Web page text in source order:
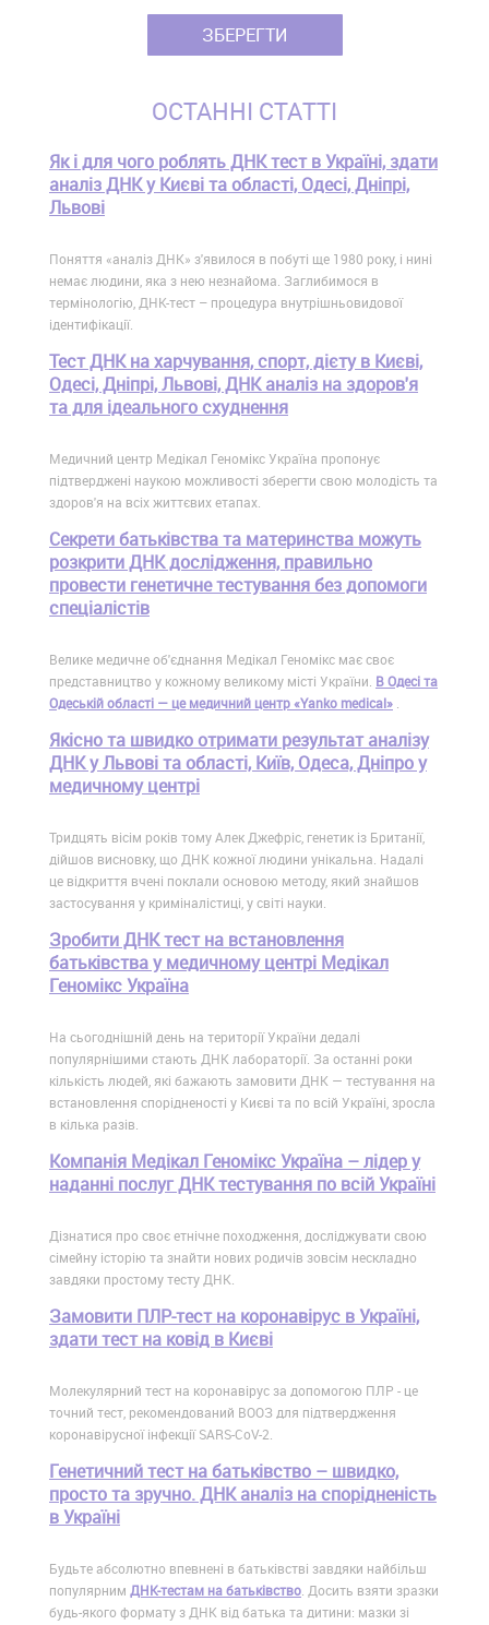
ОСТАННІ СТАТТІ
Як і для чого роблять ДНК тест в Україні, здати
аналіз ДНК у Києві та області, Одесі, Дніпрі,
Львові
Поняття «аналіз ДНК» з'явилося в побуті ще 1980 року, і нині
немає людини, яка з нею незнайома. Заглибимося в
термінологію, ДНК-тест – процедура внутрішньовидової
ідентифікації.
Тест ДНК на харчування, спорт, дієту в Києві,
Одесі, Дніпрі, Львові, ДНК аналіз на здоров'я
та для ідеального схуднення
Медичний центр Медікал Геномікс Україна пропонує
підтверджені наукою можливості зберегти свою молодість та
здоров'я на всіх життєвих етапах.
Секрети батьківства та материнства можуть
розкрити ДНК дослідження, правильно
провести генетичне тестування без допомоги
спеціалістів
Велике медичне об'єднання Медікал Геномікс має своє
представництво у кожному великому місті України. В Одесі та
Одеській області — це медичний центр «Yanko medical» .
Якісно та швидко отримати результат аналізу
ДНК у Львові та області, Київ, Одеса, Дніпро у
медичному центрі
Тридцять вісім років тому Алек Джефріс, генетик із Британії,
дійшов висновку, що ДНК кожної людини унікальна. Надалі
це відкриття вчені поклали основою методу, який знайшов
застосування у криміналістиці, у світі науки.
Зробити ДНК тест на встановлення
батьківства у медичному центрі Медікал
Геномікс Україна
На сьогоднішній день на території України дедалі
популярнішими стають ДНК лабораторії. За останні роки
кількість людей, які бажають замовити ДНК — тестування на
встановлення спорідненості у Києві та по всій Україні, зросла
в кілька разів.
Компанія Медікал Геномікс Україна – лідер у
наданні послуг ДНК тестування по всій Україні
Дізнатися про своє етнічне походження, досліджувати свою
сімейну історію та знайти нових родичів зовсім нескладно
завдяки простому тесту ДНК.
Замовити ПЛР-тест на коронавірус в Україні,
здати тест на ковід в Києві
Молекулярний тест на коронавірус за допомогою ПЛР - це
точний тест, рекомендований ВООЗ для підтвердження
коронавірусної інфекції SARS-CoV-2.
Генетичний тест на батьківство – швидко,
просто та зручно. ДНК аналіз на спорідненість
в Україні
Будьте абсолютно впевнені в батьківстві завдяки найбільш
популярним ДНК-тестам на батьківство. Досить взяти зразки
будь-якого формату з ДНК від батька та дитини: мазки зі